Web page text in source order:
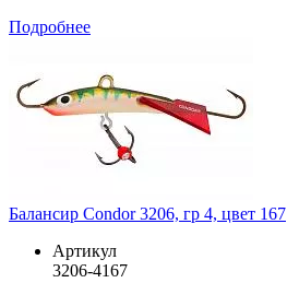
Подробнее
Балансир Condor 3206, гр 4, цвет 167
Артикул
3206-4167